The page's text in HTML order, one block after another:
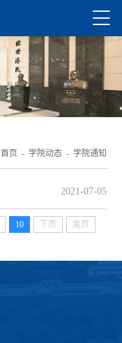
首页 - 学院动态- 学院通知
2021-07-05
10 下页 尾页